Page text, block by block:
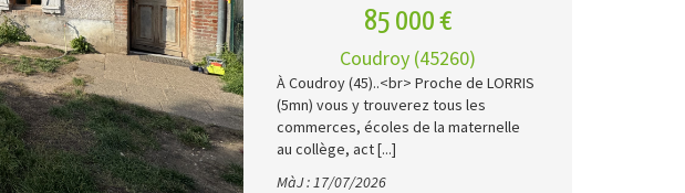
85 000 €
Coudroy (45260)
À Coudroy (45)..<br> Proche de LORRIS
(5mn) vous y trouverez tous les
commerces, écoles de la maternelle
au collège, act [...]
MàJ : 17/07/2026